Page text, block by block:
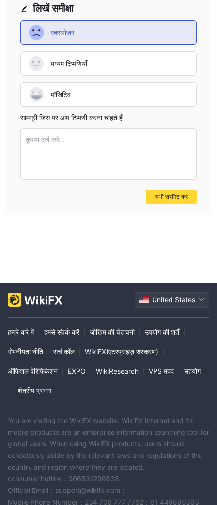
लिखें समीक्षा
एक्सपोज़र
मध्यम टिप्पणियाँ
पॉजिटिव
सामग्री जिस पर आप टिप्पणी करना चाहते हैं
कृपया दर्ज करें...
अभी सबमिट करे
United States
हमारे बारे में हमसे संपर्क करें जोखिम की चेतावनी उपयोग की शर्तें
गोपनीयता नीति सर्च कॉल WikiFX(एंटरप्राइज़ संस्करण)
ऑफिशल वेरिफिकेशन EXPO WikiResearch VPS मदद सहयोग
क्षेत्रीय प्रभाग
You are visiting the WikiFX website. WikiFX Internet and its
mobile products are an enterprise information searching tool for
global users. When using WikiFX products, users should
consciously abide by the relevant laws and regulations of the
country and region where they are located.
consumer hotline：006531290538
Official Email：support@wikifx.com；
Mobile Phone Number：234 706 777 7762；61 449895363